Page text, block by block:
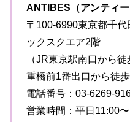
ANTIBES（アンティー
〒100-6990東京都千代
ックスクエア2階
（JR東京駅南口から
重橋前1番出口から徒歩
電話番号：03-6269-
営業時間：平日11:00